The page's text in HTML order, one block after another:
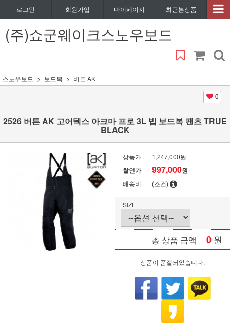
로그인 회원가입 마이페이지 최근본상품
(주)쇼군웨이크스노우보드
스노우보드 보드복 버튼 AK
0
2526 버튼 AK 고어텍스 아크마 프로 3L 빕 보드복 팬츠 TRUE
BLACK
상품가 1,247,000원
할인가 997,000원
배송비 (조건)
SIZE
총 상품 금액 0 원
상품이 품절되었습니다.